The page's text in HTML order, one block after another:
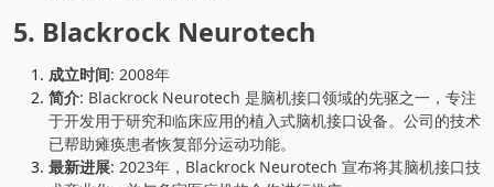
5. Blackrock Neurotech
成立时间: 2008年
简介: Blackrock Neurotech 是脑机接口领域的先驱之一，专注
于开发用于研究和临床应用的植入式脑机接口设备。公司的技术
已帮助瘫痪患者恢复部分运动功能。
最新进展: 2023年，Blackrock Neurotech 宣布将其脑机接口技